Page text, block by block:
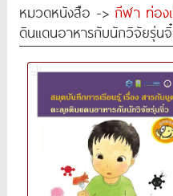
หมวดหนังสือ -> กีฬา ท่อง
ดินแดนอาหารกับนักวิจัยรุ่น